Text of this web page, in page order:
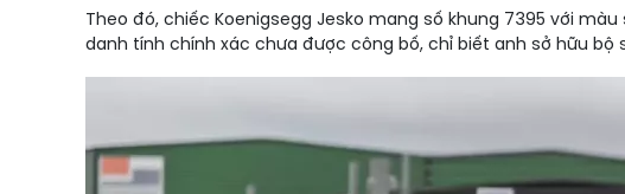
Theo đó, chiếc Koenigsegg Jesko mang số khung 7395 với
danh tính chính xác chưa được công bố, chỉ biết anh sở hữu